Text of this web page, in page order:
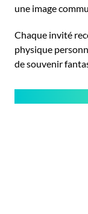
une image
Chaque invité
physique
de souvenir